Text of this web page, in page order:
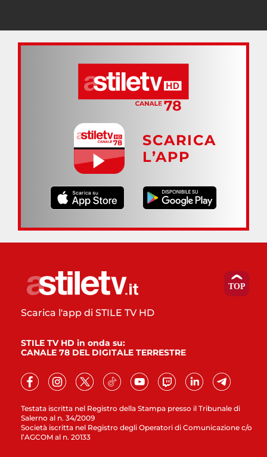
SCARICA
L’APP
Testata iscritta nel Registro della Stampa presso il Tribunale di
Salerno al n. 34/2009
Società iscritta nel Registro degli Operatori di Comunicazione c/o
l’AGCOM al n. 20133
Scarica l'app di STILE TV HD
STILE TV HD in onda su:
CANALE 78 DEL DIGITALE TERRESTRE